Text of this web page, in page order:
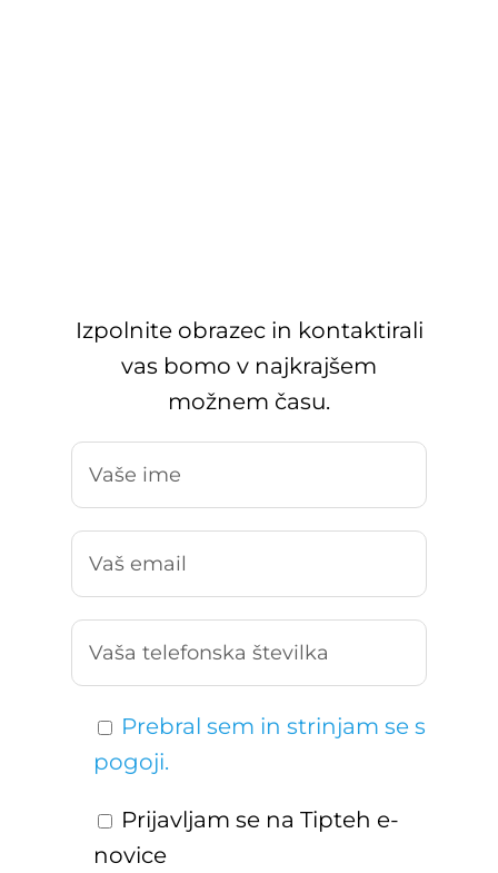
Izpolnite obrazec in kontaktirali
vas bomo v najkrajšem
možnem času.
Prebral sem in strinjam se s
pogoji.
Prijavljam se na Tipteh e-
novice